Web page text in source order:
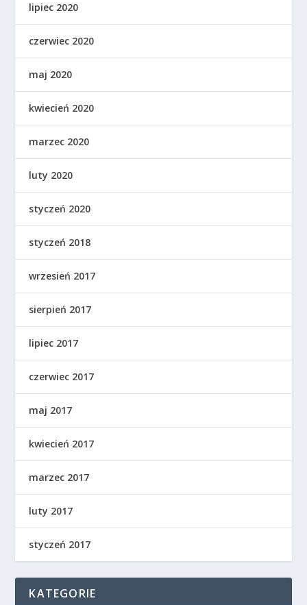
lipiec 2020
czerwiec 2020
maj 2020
kwiecień 2020
marzec 2020
luty 2020
styczeń 2020
styczeń 2018
wrzesień 2017
sierpień 2017
lipiec 2017
czerwiec 2017
maj 2017
kwiecień 2017
marzec 2017
luty 2017
styczeń 2017
KATEGORIE